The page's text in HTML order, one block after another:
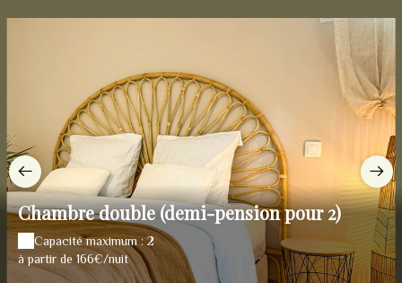
Chambre double (demi-pension pour 2)
Capacité maximum : 2
à partir de 166€/nuit